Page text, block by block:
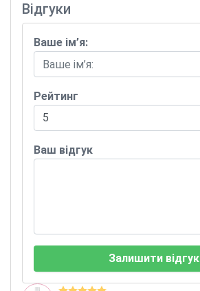
Відгуки
Ваше ім’я:
Рейтинг
Ваш відгук
Залишити відгук